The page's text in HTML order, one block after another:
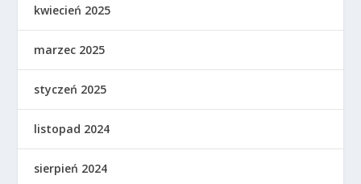
kwiecień 2025
marzec 2025
styczeń 2025
listopad 2024
sierpień 2024